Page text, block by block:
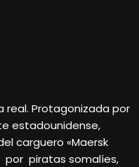
real. Protagonizada por
estadounidense,
carguero «Maersk
por piratas somalíes,